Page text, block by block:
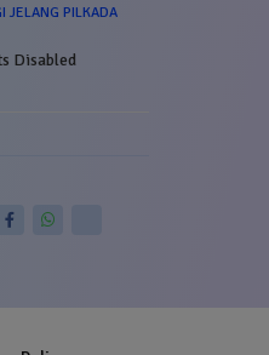
JELANG PILKADA
Disabled